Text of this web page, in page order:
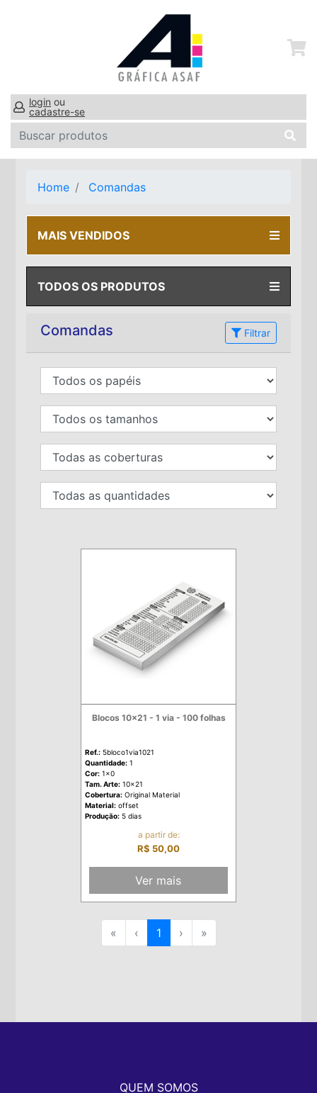
login ou
cadastre-se
Home Comandas
MAIS VENDIDOS
TODOS OS PRODUTOS
Comandas Filtrar
Blocos 10x21 - 1 via - 100 folhas
Ref.: 5bloco1via1021
Quantidade: 1
Cor: 1x0
Tam. Arte: 10x21
Cobertura: Original Material
Material: offset
Produção: 5 dias
a partir de:
R$ 50,00
Ver mais
« ‹ 1 › »
QUEM SOMOS